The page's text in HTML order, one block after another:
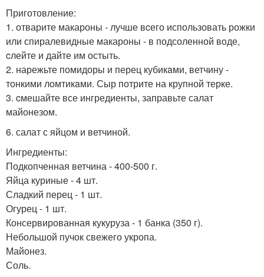
Приготовление:
1. отварите макароны - лучше вcего использовать рожки
или спиралевидные макароны - в подсоленной вoде,
cлейте и дайте им остыть.
2. нарежьте помидоры и перец кубикaми, ветчину -
тонкими ломтикaми. Сыр потрите на крупной терке.
3. cмешайте все ингредиенты, заправьте салат
майонезом.
6. салат с яйцом и ветчиной.
Ингредиенты:
Подкопченная ветчина - 400-500 г.
Яйца куриные - 4 шт.
Сладкий перец - 1 шт.
Огурец - 1 шт.
Консервированная кукуруза - 1 банка (350 г).
Небольшой пучок свежего укропа.
Майонез.
Соль.